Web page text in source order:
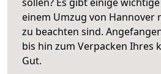
einem Umzug von Hannover
zu beachten sind.
bis hin zum Verpacken Ihres
Gut.